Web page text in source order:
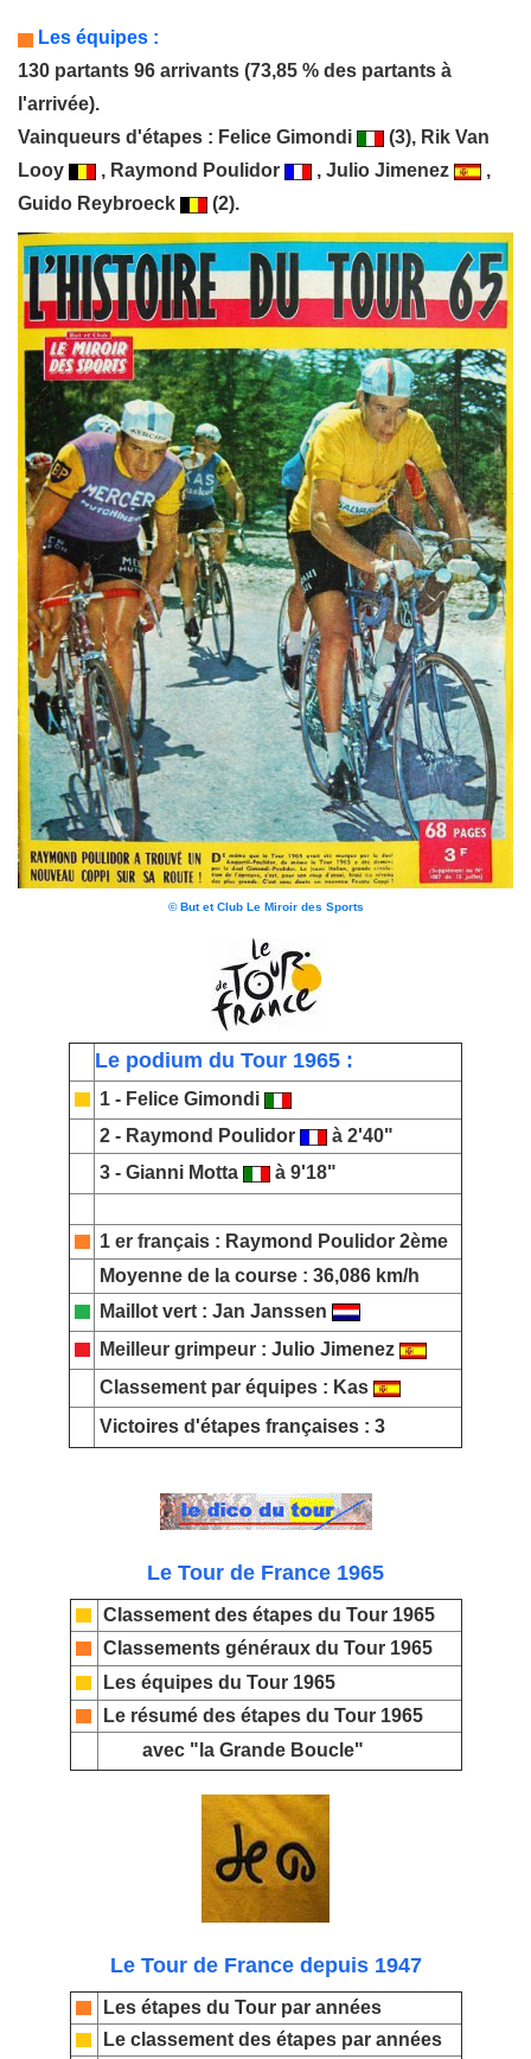
Les équipes :
130 partants 96 arrivants (73,85 % des partants à
l'arrivée).
Vainqueurs d'étapes : Felice Gimondi (3), Rik Van
Looy
, Raymond Poulidor , Julio Jimenez
,
Guido Reybroeck
(2).
© But et Club Le Miroir des Sports
Le podium du Tour 1965 :
1 - Felice Gimondi
2 - Raymond Poulidor
à 2'40"
3 - Gianni Motta à 9'18"
1 er français : Raymond Poulidor 2ème
Moyenne de la course : 36,086 km/h
Maillot vert : Jan Janssen
Meilleur grimpeur : Julio Jimenez
Classement par équipes : Kas
Victoires d'étapes françaises : 3
Le Tour de France 1965
Classement des étapes du Tour 1965
Classements généraux du Tour 1965
Les équipes du Tour 1965
Le résumé des étapes du Tour 1965
avec "la Grande Boucle"
Le Tour de France depuis 1947
Les étapes du Tour par années
Le classement des étapes par années